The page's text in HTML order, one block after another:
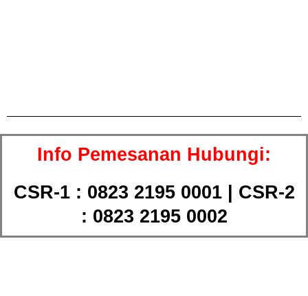
Info Pemesanan Hubungi:
CSR-1 : 0823 2195 0001 | CSR-2
: 0823 2195 0002